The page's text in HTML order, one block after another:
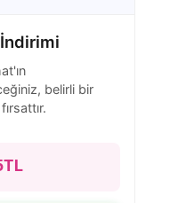
belirli bir